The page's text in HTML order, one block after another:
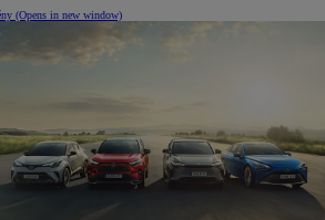
(Opens in new window)